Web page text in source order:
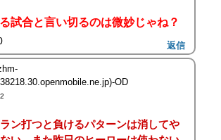
試合と言い切るのは微妙じゃね？
返信
OD
ン打つと負けるパターンは消してや